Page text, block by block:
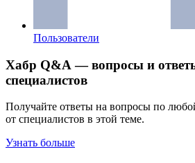
Пользователи
Хабр Q&A — вопросы и
специалистов
Получайте ответы на вопросы по
от специалистов в этой теме.
Узнать больше